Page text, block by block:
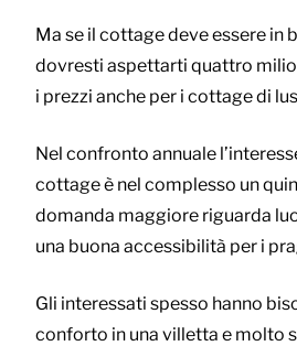
Ma se il cottage deve essere in
dovresti aspettarti quattro
i prezzi anche per i cottage di
Nel confronto annuale
cottage è nel complesso un
domanda maggiore riguarda
una buona accessibilità per i
Gli interessati spesso hanno
conforto in una villetta e molto